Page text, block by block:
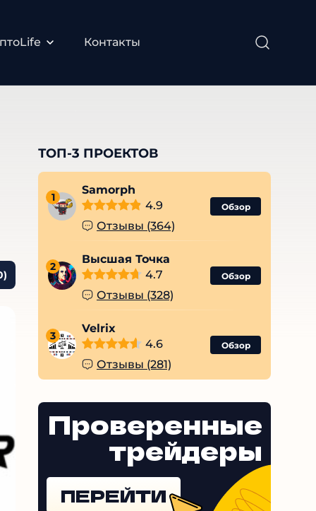
Контакты
ТОП-3 ПРОЕКТОВ
1
Samorph
4.9
Отзывы (364)
Обзор
2
Высшая Точка
4.7
Отзывы (328)
Обзор
3
Velrix
4.6
Отзывы (281)
Обзор
Проверенные
трейдеры
ПЕРЕЙТИ